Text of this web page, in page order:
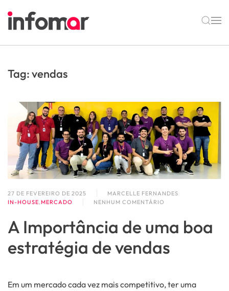
Skip to main content
Tag:vendas
27 DE FEVEREIRO DE 2025
MARCELLE FERNANDES
IN-HOUSE MERCADO NENHUM COMENTÁRIO
EM
IMPORTÂNCIA
DE
UMA
BOA
A Importância de uma boa
estratégia de vendas
Em um mercado cada vez mais competitivo, ter uma